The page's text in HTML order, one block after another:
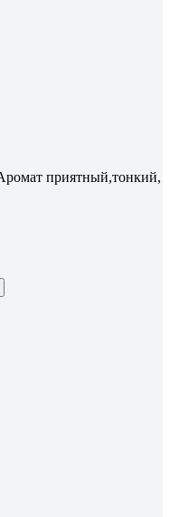
приятный,тонкий,